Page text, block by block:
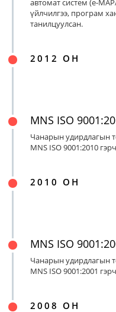
автомат систем (e-
үйлчилгээ, програм
танилцуулсан.
2012 ОН
MNS ISO
Чанарын удирдлагын
MNS ISO 9001:2010
2010 ОН
MNS ISO
Чанарын удирдлагын
MNS ISO 9001:2001
2008 ОН